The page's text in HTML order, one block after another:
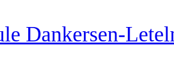
Dankersen-